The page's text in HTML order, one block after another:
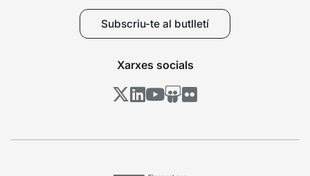
Subscriu-te al butlletí
Xarxes socials